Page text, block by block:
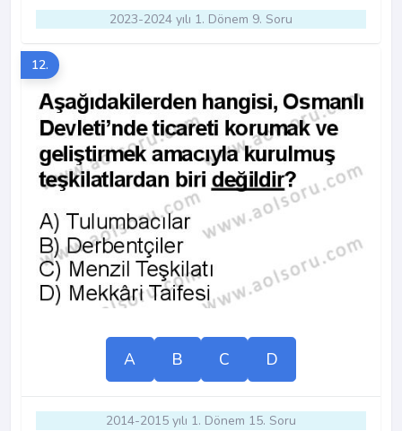
2023-2024 yılı 1. Dönem 9. Soru
12.
A B C D
2014-2015 yılı 1. Dönem 15. Soru